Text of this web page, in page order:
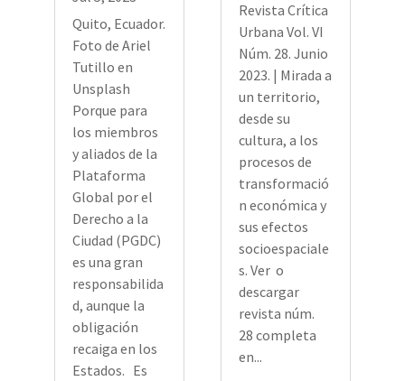
Quito, Ecuador.
Foto de Ariel
Tutillo en
Unsplash
Porque para
los miembros
y aliados de la
Plataforma
Global por el
Derecho a la
Ciudad (PGDC)
es una gran
responsabilida
d, aunque la
obligación
recaiga en los
Estados. Es
Revista Crítica
Urbana Vol. VI
Núm. 28. Junio
2023. | Mirada a
un territorio,
desde su
cultura, a los
procesos de
transformació
n económica y
sus efectos
socioespaciale
s. Ver o
descargar
revista núm.
28 completa
en...